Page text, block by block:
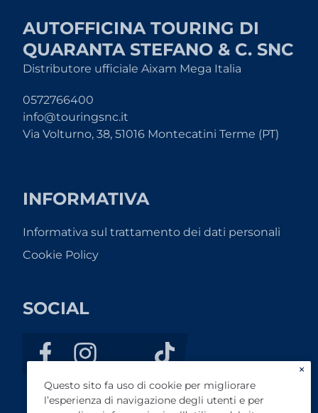
AUTOFFICINA TOURING DI
QUARANTA STEFANO & C. SNC
Distributore ufficiale Aixam Mega Italia
0572766400
info@touringsnc.it
Via Volturno, 38, 51016 Montecatini Terme (PT)
INFORMATIVA
Informativa sul trattamento dei dati personali
Cookie Policy
SOCIAL
×
Questo sito fa uso di cookie per migliorare
l’esperienza di navigazione degli utenti e per